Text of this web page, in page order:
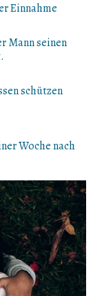
Einnahme
Mann seinen
schützen
Woche nach